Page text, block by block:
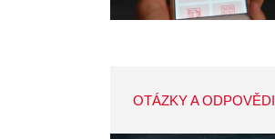
OTÁZKY A ODPOVĚDI